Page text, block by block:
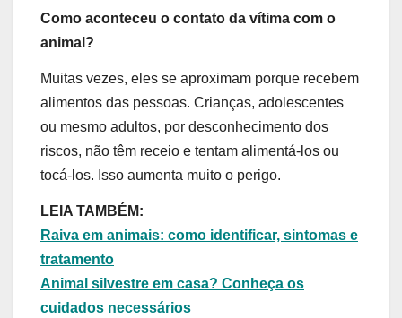
Como aconteceu o contato da vítima com o
animal?
Muitas vezes, eles se aproximam porque recebem
alimentos das pessoas. Crianças, adolescentes
ou mesmo adultos, por desconhecimento dos
riscos, não têm receio e tentam alimentá-los ou
tocá-los. Isso aumenta muito o perigo.
LEIA TAMBÉM:
Raiva em animais: como identificar, sintomas e
tratamento
Animal silvestre em casa? Conheça os
cuidados necessários